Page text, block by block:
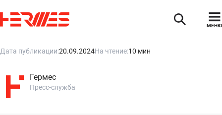
МЕНЮ
Дата публикации:20.09.2024На чтение:10 мин
Гермес
Пресс-служба